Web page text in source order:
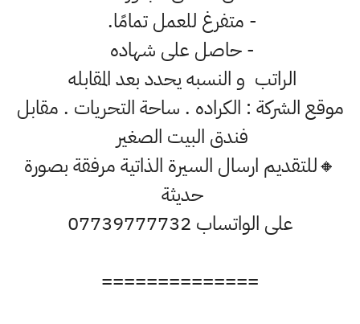
- متفرغ للعمل تمامًا.
- حاصل على شهاده
الراتب و النسبه يحدد بعد المقابله
موقع الشركة : الكراده . ساحة التحريات . مقابل
فندق البيت الصغير
🔸للتقديم ارسال السيرة الذاتية مرفقة بصورة
حديثة
على الواتساب 07739777732
==============